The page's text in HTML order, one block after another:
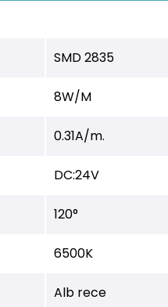
SMD 2835
8W/M
0.31A/m.
DC:24V
120°
6500K
Alb rece